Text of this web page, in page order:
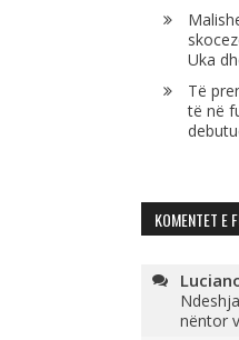
Uka
Të
të në
KOMENTET E
nëntor